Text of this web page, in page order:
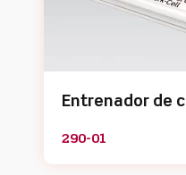
Entrenador de
290-01